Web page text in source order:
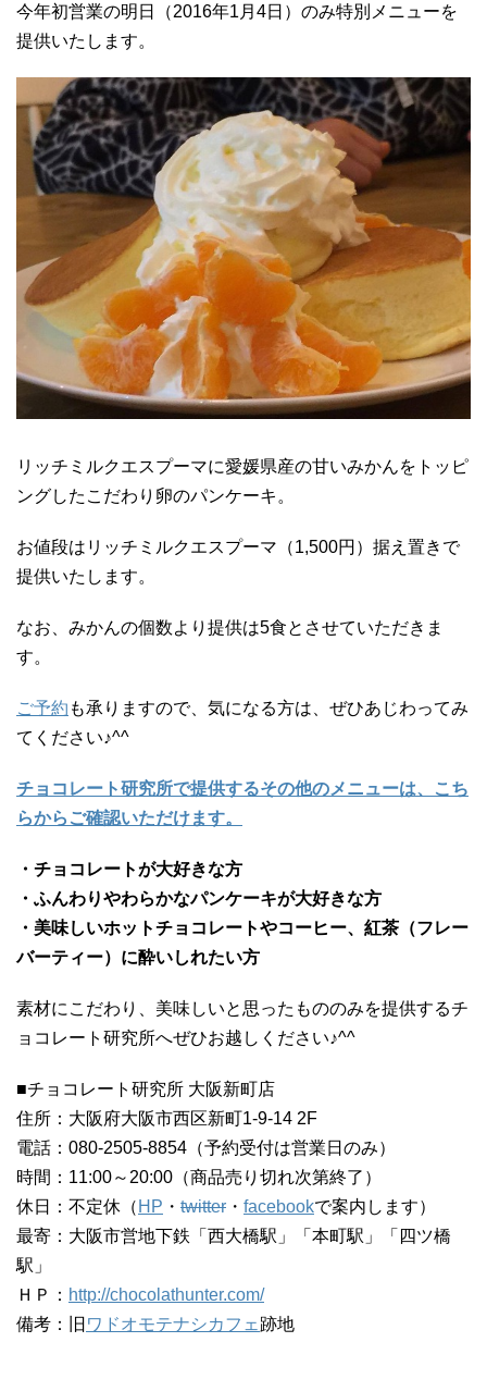
今年初営業の明日（2016年1月4日）のみ特別メニューを
提供いたします。
リッチミルクエスプーマに愛媛県産の甘いみかんをトッピ
ングしたこだわり卵のパンケーキ。
お値段はリッチミルクエスプーマ（1,500円）据え置きで
提供いたします。
なお、みかんの個数より提供は5食とさせていただきま
す。
ご予約 も承りますので、気になる方は、ぜひあじわってみ
てください♪^^
チョコレート研究所で提供するその他のメニューは、こち
らからご確認いただけます。
・チョコレートが大好きな方
・ふんわりやわらかなパンケーキが大好きな方
・美味しいホットチョコレートやコーヒー、紅茶（フレー
バーティー）に酔いしれたい方
素材にこだわり、美味しいと思ったもののみを提供するチ
ョコレート研究所へぜひお越しください♪^^
■チョコレート研究所 大阪新町店
住所：大阪府大阪市西区新町1-9-14 2F
電話：080-2505-8854（予約受付は営業日のみ）
時間：11:00～20:00（商品売り切れ次第終了）
休日：不定休（ HP ・ twitter ・ facebookで案内します）
最寄：大阪市営地下鉄「西大橋駅」「本町駅」「四ツ橋
駅」
ＨＰ： http://chocolathunter.com/
備考：旧 ワドオモテナシカフェ 跡地